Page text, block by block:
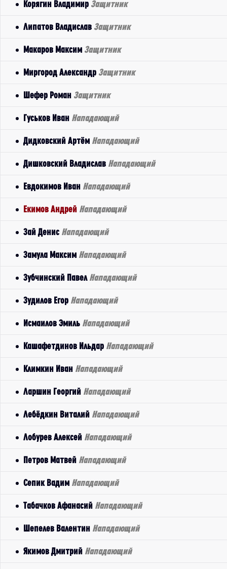
Корягин Владимир Защитник
Липатов Владислав Защитник
Макаров Максим Защитник
Миргород Александр Защитник
Шефер Роман Защитник
Гуськов Иван Нападающий
Дидковский Артём Нападающий
Дишковский Владислав Нападающий
Евдокимов Иван Нападающий
Екимов Андрей Нападающий
Зай Денис Нападающий
Замула Максим Нападающий
Зубчинский Павел Нападающий
Зудилов Егор Нападающий
Исмаилов Эмиль Нападающий
Кашафетдинов Ильдар Нападающий
Климкин Иван Нападающий
Ларшин Георгий Нападающий
Лебёдкин Виталий Нападающий
Лобурев Алексей Нападающий
Петров Матвей Нападающий
Сепик Вадим Нападающий
Табачков Афанасий Нападающий
Шепелев Валентин Нападающий
Якимов Дмитрий Нападающий